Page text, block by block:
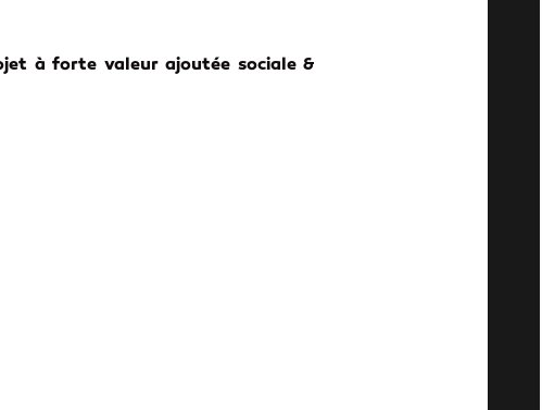
à forte valeur ajoutée sociale &